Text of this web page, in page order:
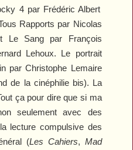
4par Frédéric Albert
Rapports par Nicolas
Le Sang par François
Lehoux. Le portrait
par Christophe Lemaire
de la cinéphilie bis). La
ça pour dire que si ma
seulement avec des
lecture compulsive des
(Les Cahiers, Mad